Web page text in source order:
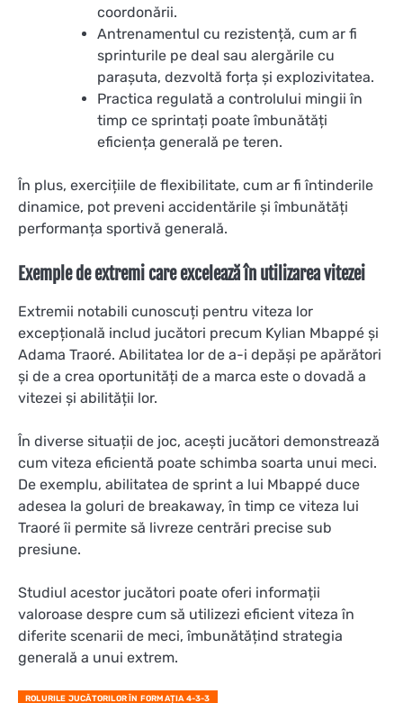
coordonării.
Antrenamentul cu rezistență, cum ar fi
sprinturile pe deal sau alergările cu
parașuta, dezvoltă forța și explozivitatea.
Practica regulată a controlului mingii în
timp ce sprintați poate îmbunătăți
eficiența generală pe teren.
În plus, exercițiile de flexibilitate, cum ar fi întinderile
dinamice, pot preveni accidentările și îmbunătăți
performanța sportivă generală.
Exemple de extremi care excelează în utilizarea vitezei
Extremii notabili cunoscuți pentru viteza lor
excepțională includ jucători precum Kylian Mbappé și
Adama Traoré. Abilitatea lor de a-i depăși pe apărători
și de a crea oportunități de a marca este o dovadă a
vitezei și abilității lor.
În diverse situații de joc, acești jucători demonstrează
cum viteza eficientă poate schimba soarta unui meci.
De exemplu, abilitatea de sprint a lui Mbappé duce
adesea la goluri de breakaway, în timp ce viteza lui
Traoré îi permite să livreze centrări precise sub
presiune.
Studiul acestor jucători poate oferi informații
valoroase despre cum să utilizezi eficient viteza în
diferite scenarii de meci, îmbunătățind strategia
generală a unui extrem.
ROLURILE JUCĂTORILOR ÎN FORMAȚIA 4-3-3